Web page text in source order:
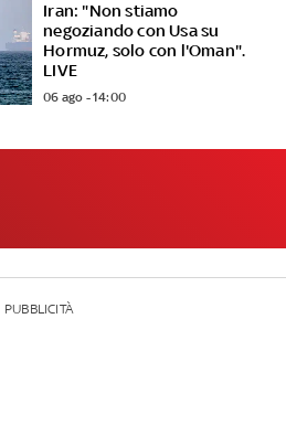
Iran: "Non stiamo
negoziando con Usa su
Hormuz, solo con l'Oman".
LIVE
06 ago - 14:00
PUBBLICITÀ